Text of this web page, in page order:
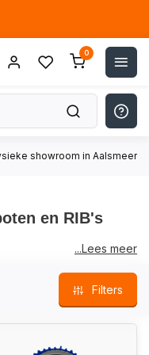
0
showroom in Aalsmeer!
en RIB's
dat de rubberboot van
opvouwbare
dit type rubberboten
...Lees meer
Filters